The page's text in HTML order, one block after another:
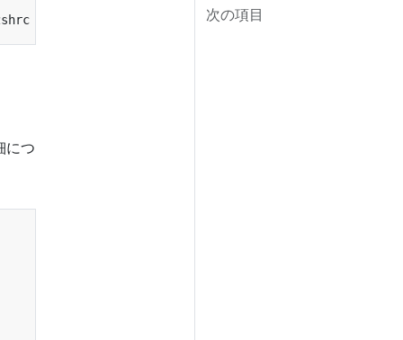
次の項目
# zshシェルでのコマンド補完を永続化するために.zshrcに追
につ